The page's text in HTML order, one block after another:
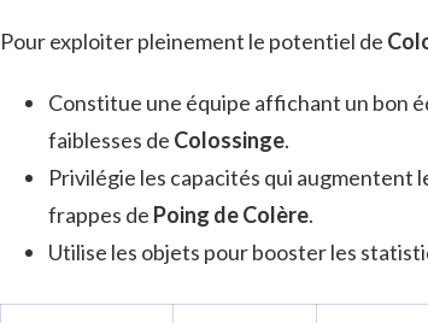
Pour exploiter pleinement le potentiel de
Constitue une équipe affichant un bon
faiblesses de Colossinge.
Privilégie les capacités qui augmentent
frappes de Poing de Colère.
Utilise les objets pour booster les